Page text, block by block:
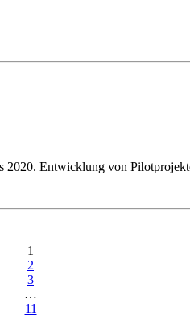
Entwicklung von
1
2
3
…
11